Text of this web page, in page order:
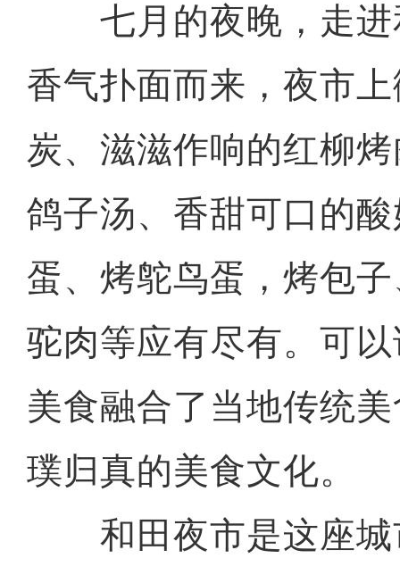
七月的夜晚，走进
香气扑面而来，夜市
炭、滋滋作响的红柳
鸽子汤、香甜可口的
蛋、烤鸵鸟蛋，烤包
驼肉等应有尽有。可
美食融合了当地传统
璞归真的美食文化。
和田夜市是这座城